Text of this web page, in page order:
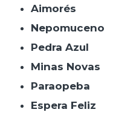
Aimorés
Nepomuceno
Pedra Azul
Minas Novas
Paraopeba
Espera Feliz